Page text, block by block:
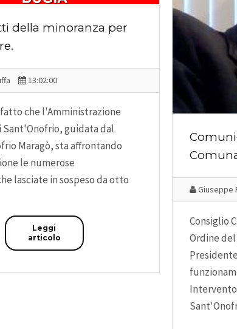
della minoranza per
13:02:00
che l'Amministrazione
Sant'Onofrio, guidata dal
Maragò, sta affrontando
le numerose
lasciate in sospeso da otto
Leggi
articolo
Giuseppe
Consiglio
Ordine